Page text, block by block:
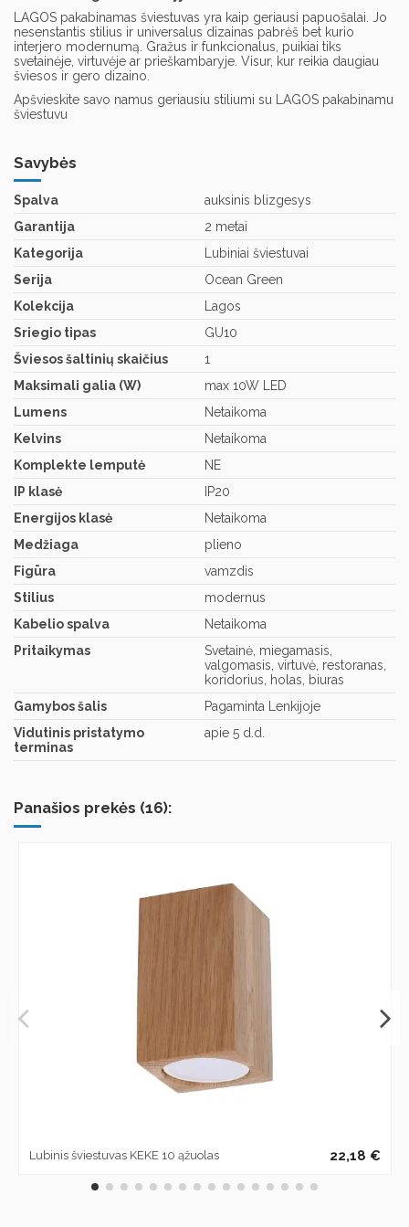
LAGOS pakabinamas šviestuvas yra kaip geriausi papuošalai. Jo
nesenstantis stilius ir universalus dizainas pabrėš bet kurio
interjero modernumą. Gražus ir funkcionalus, puikiai tiks
svetainėje, virtuvėje ar prieškambaryje. Visur, kur reikia daugiau
šviesos ir gero dizaino.
Apšvieskite savo namus geriausiu stiliumi su LAGOS pakabinamu
šviestuvu
Savybės
Spalva
auksinis blizgesys
Garantija
2 metai
Kategorija
Lubiniai šviestuvai
Serija
Ocean Green
Kolekcija
Lagos
Sriegio tipas
GU10
Šviesos šaltinių skaičius
1
Maksimali galia (W)
max 10W LED
Lumens
Netaikoma
Kelvins
Netaikoma
Komplekte lemputė
NE
IP klasė
IP20
Energijos klasė
Netaikoma
Medžiaga
plieno
Figūra
vamzdis
Stilius
modernus
Kabelio spalva
Netaikoma
Pritaikymas
Svetainė, miegamasis,
valgomasis, virtuvė, restoranas,
koridorius, holas, biuras
Gamybos šalis
Pagaminta Lenkijoje
Vidutinis pristatymo
terminas
apie 5 d.d.
Panašios prekės (16):
Lubinis šviestuvas KEKE 10 ąžuolas 22,18 €